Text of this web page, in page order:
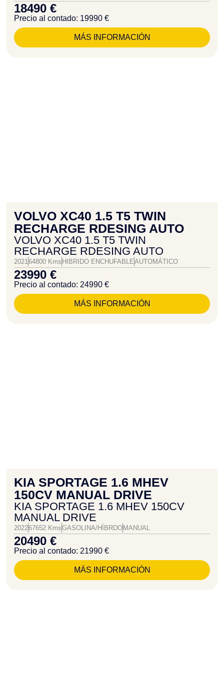
18490 €
Precio al contado: 19990 €
MÁS INFORMACIÓN
VOLVO XC40 1.5 T5 TWIN
RECHARGE RDESING AUTO
VOLVO XC40 1.5 T5 TWIN
RECHARGE RDESING AUTO
202164800 Kms HIBRIDO ENCHUFABLEAUTOMÁTICO
23990 €
Precio al contado: 24990 €
MÁS INFORMACIÓN
KIA SPORTAGE 1.6 MHEV
150CV MANUAL DRIVE
KIA SPORTAGE 1.6 MHEV 150CV
MANUAL DRIVE
202267652 KmsGASOLINA/HÍBRDO MANUAL
20490 €
Precio al contado: 21990 €
MÁS INFORMACIÓN